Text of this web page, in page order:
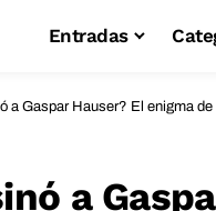
Entradas
a Gaspar Hauser? El enigma
a